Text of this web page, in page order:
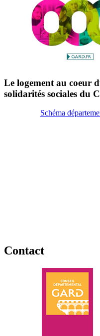
Le logement au coeur
solidarités sociales du
Schéma
Contact